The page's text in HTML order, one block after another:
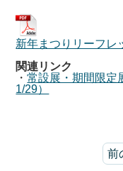
新年まつりリーフレ
関連リンク
・常設展・期間限定
1/29）
前